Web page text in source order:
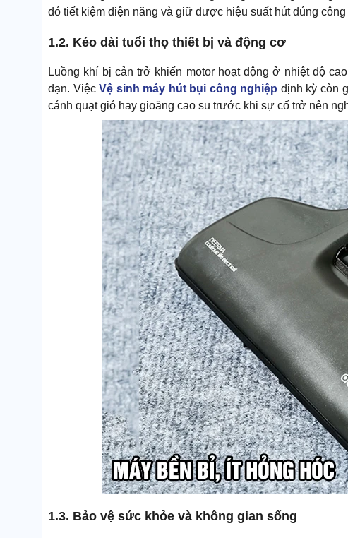
đó tiết kiệm điện năng và giữ được hiệu suất hút đúng công
1.2. Kéo dài tuổi thọ thiết bị và động cơ
Luồng khí bị cản trở khiến motor hoạt động ở nhiệt độ
đạn. ViệcVệ sinh máy hút bụi công nghiệp định kỳ còn
cánh quạt gió hay gioăng cao su trước khi sự cố trở nên
1.3. Bảo vệ sức khỏe và không gian sống